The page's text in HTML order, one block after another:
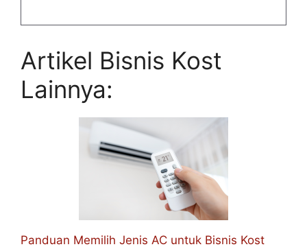
Artikel Bisnis Kost
Lainnya:
Panduan Memilih Jenis AC untuk Bisnis Kost